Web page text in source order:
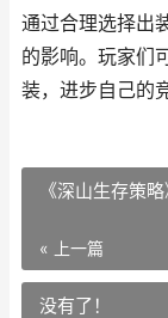
通过合理选择出
的影响。玩家们
装，进步自己的
《深山生存策
« 上一篇
没有了！